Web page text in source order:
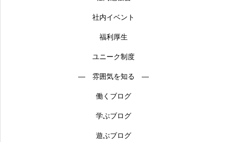
社内イベント
福利厚生
ユニーク制度
― 雰囲気を知る ―
働くブログ
学ぶブログ
遊ぶブログ